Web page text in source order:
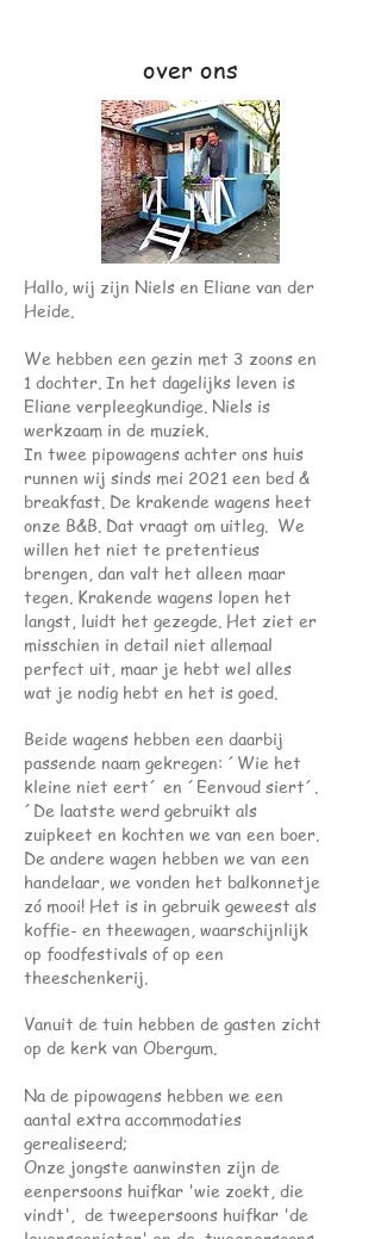
over ons
Hallo, wij zijn Niels en Eliane van der
Heide.
We hebben een gezin met 3 zoons en
1 dochter. In het dagelijks leven is
Eliane verpleegkundige. Niels is
werkzaam in de muziek.
In twee pipowagens achter ons huis
runnen wij sinds mei 2021 een bed &
breakfast. De krakende wagens heet
onze B&B. Dat vraagt om uitleg. We
willen het niet te pretentieus
brengen, dan valt het alleen maar
tegen. Krakende wagens lopen het
langst, luidt het gezegde. Het ziet er
misschien in detail niet allemaal
perfect uit, maar je hebt wel alles
wat je nodig hebt en het is goed.
Beide wagens hebben een daarbij
passende naam gekregen: ´Wie het
kleine niet eert´ en ´Eenvoud siert´.
´De laatste werd gebruikt als
zuipkeet en kochten we van een boer.
De andere wagen hebben we van een
handelaar, we vonden het balkonnetje
zó mooi! Het is in gebruik geweest als
koffie- en theewagen, waarschijnlijk
op foodfestivals of op een
theeschenkerij.
Vanuit de tuin hebben de gasten zicht
op de kerk van Obergum.
Na de pipowagens hebben we een
aantal extra accommodaties
gerealiseerd;
Onze jongste aanwinsten zijn de
eenpersoons huifkar 'wie zoekt, die
vindt', de tweepersoons huifkar 'de